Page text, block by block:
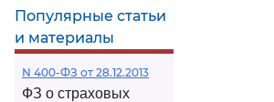
Популярные статьи
и материалы
N 400-ФЗ от 28.12.2013
ФЗ о страховых